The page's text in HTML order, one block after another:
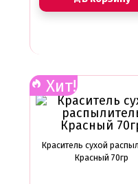
Хит!
Краситель сухой
Красный 70гр